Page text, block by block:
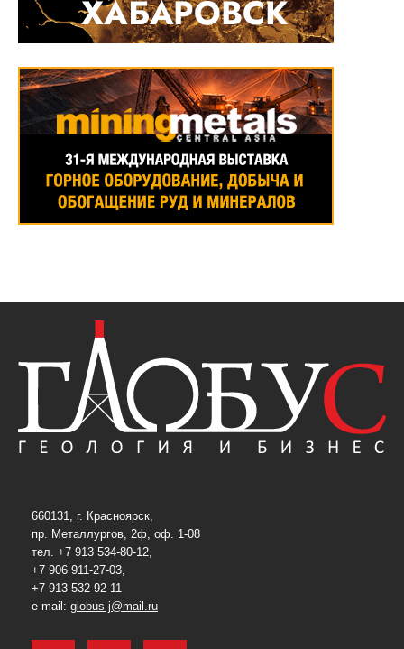
660131, г. Красноярск,
пр. Металлургов, 2ф, оф. 1-08
тел. +7 913 534-80-12,
+7 906 911-27-03,
+7 913 532-92-11
e-mail: globus-j@mail.ru